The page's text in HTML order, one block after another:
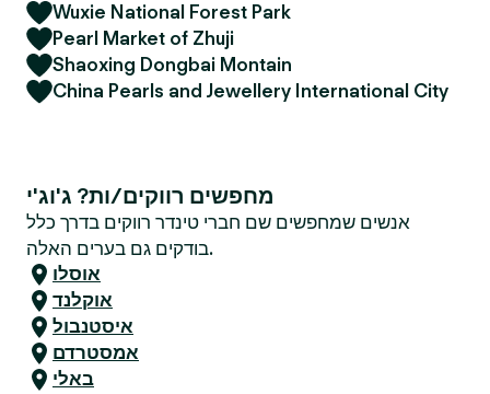
Wuxie National Forest Park
Pearl Market of Zhuji
Shaoxing Dongbai Montain
China Pearls and Jewellery International City
מחפשים רווקים/ות? ג'וג'י
אנשים שמחפשים שם חברי טינדר רווקים בדרך כלל
בודקים גם בערים האלה.
אוסלו
אוקלנד
איסטנבול
אמסטרדם
באלי